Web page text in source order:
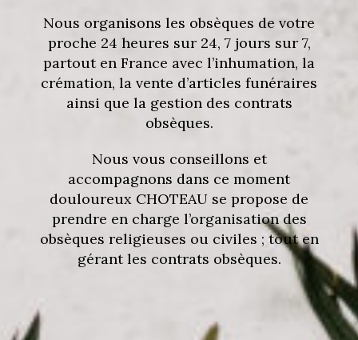
Nous organisons les obsèques de votre
proche 24 heures sur 24, 7 jours sur 7,
partout en France avec l’inhumation, la
crémation, la vente d’articles funéraires
ainsi que la gestion des contrats
obsèques.
Nous vous conseillons et
accompagnons dans ce moment
douloureux CHOTEAU se propose de
prendre en charge l’organisation des
obsèques religieuses ou civiles ; tout en
gérant les contrats obsèques.